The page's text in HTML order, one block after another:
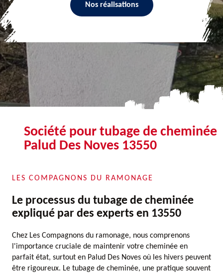
Nos réalisations
Société pour tubage de cheminée
Palud Des Noves 13550
LES COMPAGNONS DU RAMONAGE
Le processus du tubage de cheminée
expliqué par des experts en 13550
Chez Les Compagnons du ramonage, nous comprenons
l'importance cruciale de maintenir votre cheminée en
parfait état, surtout en Palud Des Noves où les hivers peuvent
être rigoureux. Le tubage de cheminée, une pratique souvent